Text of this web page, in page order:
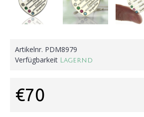
Artikelnr. PDM8979
Verfügbarkeit
Lagernd
€70